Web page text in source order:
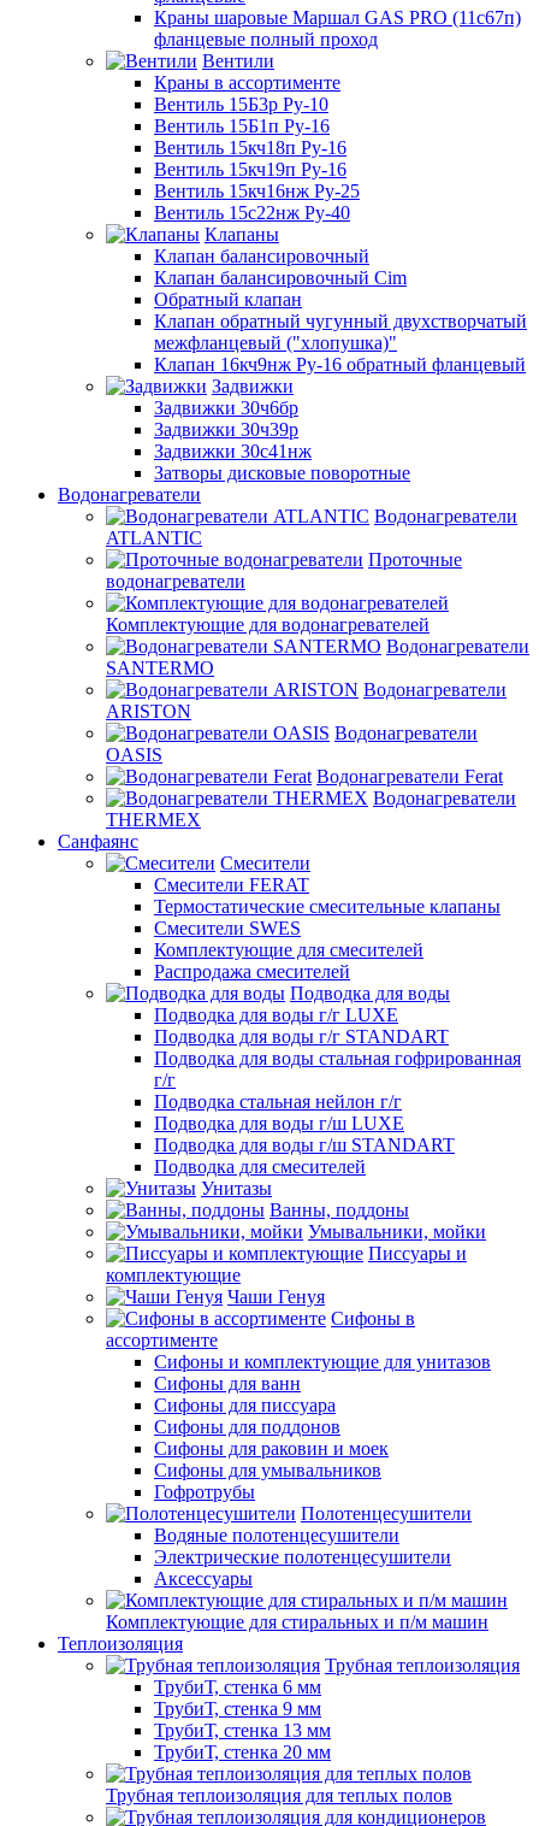
Краны шаровые Маршал GAS PRO (11с67п)
фланцевые полный проход
Вентили
Краны в ассортименте
Вентиль 15Б3р Ру-10
Вентиль 15Б1п Ру-16
Вентиль 15кч18п Ру-16
Вентиль 15кч19п Ру-16
Вентиль 15кч16нж Ру-25
Вентиль 15с22нж Ру-40
Клапаны
Клапан балансировочный
Клапан балансировочный Cim
Обратный клапан
Клапан обратный чугунный двухстворчатый
межфланцевый ("хлопушка)"
Клапан 16кч9нж Ру-16 обратный фланцевый
Задвижки
Задвижки 30ч6бр
Задвижки 30ч39р
Задвижки 30с41нж
Затворы дисковые поворотные
Водонагреватели
Водонагреватели
ATLANTIC
Проточные
водонагреватели
Комплектующие для водонагревателей
Водонагреватели
SANTERMO
Водонагреватели
ARISTON
Водонагреватели
OASIS
Водонагреватели Ferat
Водонагреватели
THERMEX
Санфаянс
Смесители
Смесители FERAT
Термостатические смесительные клапаны
Смесители SWES
Комплектующие для смесителей
Распродажа смесителей
Подводка для воды
Подводка для воды г/г LUXE
Подводка для воды г/г STANDART
Подводка для воды стальная гофрированная
г/г
Подводка стальная нейлон г/г
Подводка для воды г/ш LUXE
Подводка для воды г/ш STANDART
Подводка для смесителей
Унитазы
Ванны, поддоны
Умывальники, мойки
Писсуары и
комплектующие
Чаши Генуя
Сифоны в
ассортименте
Сифоны и комплектующие для унитазов
Сифоны для ванн
Сифоны для писсуара
Сифоны для поддонов
Сифоны для раковин и моек
Сифоны для умывальников
Гофротрубы
Полотенцесушители
Водяные полотенцесушители
Электрические полотенцесушители
Аксессуары
Комплектующие для стиральных и п/м машин
Теплоизоляция
Трубная теплоизоляция
ТрубиТ, стенка 6 мм
ТрубиТ, стенка 9 мм
ТрубиТ, стенка 13 мм
ТрубиТ, стенка 20 мм
Трубная теплоизоляция для теплых полов